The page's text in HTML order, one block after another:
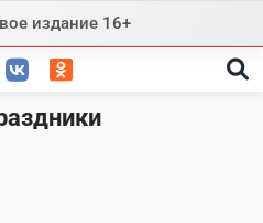
издание 16+